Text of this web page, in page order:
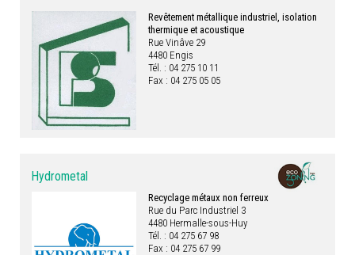
Revêtement métallique industriel, isolation
thermique et acoustique
Rue Vinâve 29
4480 Engis
Tél. : 04 275 10 11
Fax : 04 275 05 05
Hydrometal
Recyclage métaux non ferreux
Rue du Parc Industriel 3
4480 Hermalle-sous-Huy
Tél. : 04 275 67 98
Fax : 04 275 67 99